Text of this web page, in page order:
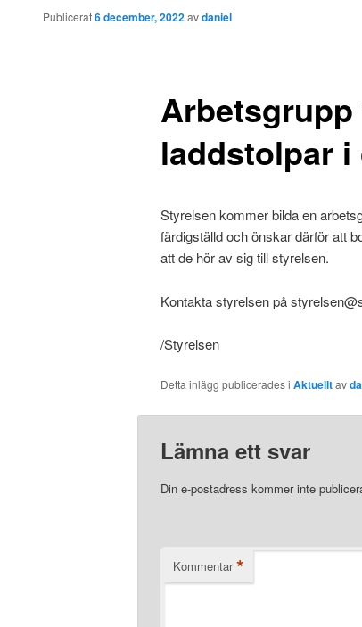
laddstolpar
Publicerat6 december, 2022avdaniel
Styrelsen kommer bilda en
färdigställd och önskar därför att
att de hör av sig till styrelsen.
Kontakta styrelsen på
/Styrelsen
Detta inlägg publicerades i Aktuelltav
Lämna ett svar
Din e-postadress kommer inte
Kommentar *